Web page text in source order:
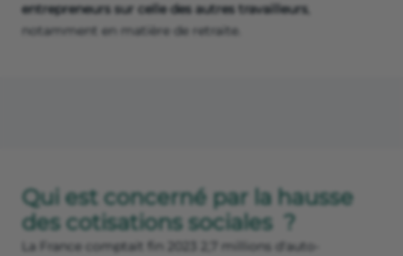
entrepreneurs sur celle des autres travailleurs,
notamment en matière de retraite.
Qui est concerné par la hausse
des cotisations sociales ?
La France comptait fin 2023 2,7 millions d'auto-